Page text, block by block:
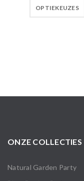
OPTIEKEUZES
ONZE COLLECTIES
Natural Garden Party